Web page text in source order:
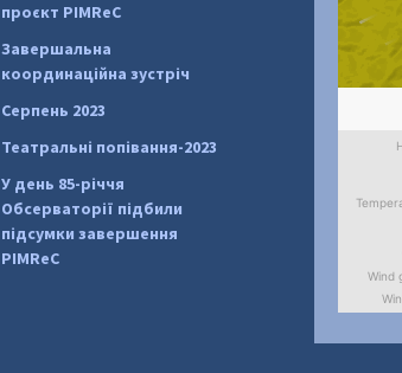
проєкт PIMReC
Завершальна
координаційна зустріч
Серпень 2023
Театральні попівання-2023
У день 85-річчя
Обсерваторії підбили
підсумки завершення
PIMReC